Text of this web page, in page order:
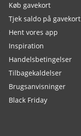
Køb gavekort
Tjek saldo på gavekort
Hent vores app
Inspiration
Handelsbetingelser
Tilbagekaldelser
Brugsanvisninger
Black Friday